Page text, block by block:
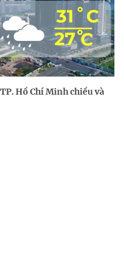
Hồ Chí Minh chiều và